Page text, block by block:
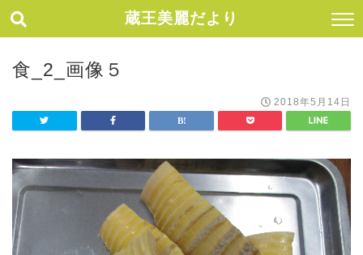
蔵王美麗だより
食_2_画像５
2018年5月14日